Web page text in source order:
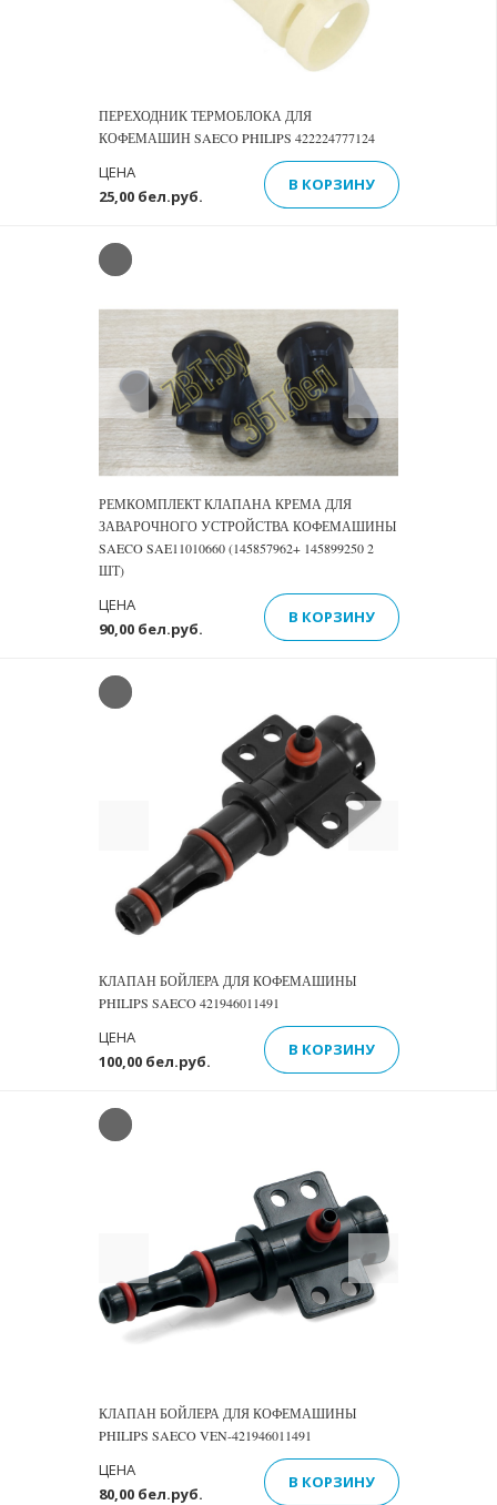
ПЕРЕХОДНИК ТЕРМОБЛОКА ДЛЯ
КОФЕМАШИН SAECO PHILIPS 422224777124
25,00 бел.руб.
ЦЕНА
В КОРЗИНУ
Previous
РЕМКОМПЛЕКТ КЛАПАНА КРЕМА ДЛЯ
ЗАВАРОЧНОГО УСТРОЙСТВА КОФЕМАШИНЫ
SAECO SAE11010660 (145857962+ 145899250 2
ШТ)
90,00 бел.руб.
ЦЕНА
В КОРЗИНУ
Next
КЛАПАН БОЙЛЕРА ДЛЯ КОФЕМАШИНЫ
PHILIPS SAECO 421946011491
100,00 бел.руб.
ЦЕНА
В КОРЗИНУ
Previous Next
КЛАПАН БОЙЛЕРА ДЛЯ КОФЕМАШИНЫ
PHILIPS SAECO VEN-421946011491
80,00 бел.руб.
ЦЕНА
В КОРЗИНУ